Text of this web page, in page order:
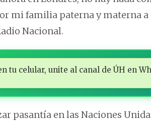
mi familia paterna y materna
Nacional.
tu celular, unite al canal de ÚH en
pasantía en las Naciones